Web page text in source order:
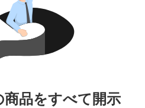
商品をすべて開示